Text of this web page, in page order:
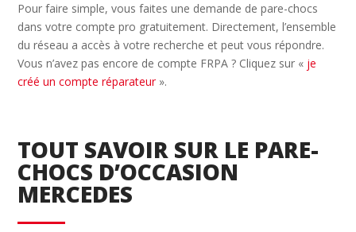
Pour faire simple, vous faites une demande de pare-chocs
dans votre compte pro gratuitement. Directement, l’ensemble
du réseau a accès à votre recherche et peut vous répondre.
Vous n’avez pas encore de compte FRPA ? Cliquez sur « je
créé un compte réparateur».
TOUT SAVOIR SUR LE PARE-
CHOCS D’OCCASION
MERCEDES